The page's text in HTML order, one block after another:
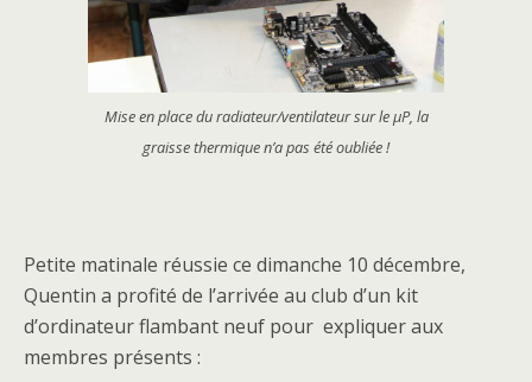
Mise en place du radiateur/ventilateur sur le µP, la
graisse thermique n’a pas été oubliée !
Petite matinale réussie ce dimanche 10 décembre,
Quentin a profité de l’arrivée au club d’un kit
d’ordinateur flambant neuf pour expliquer aux
membres présents :